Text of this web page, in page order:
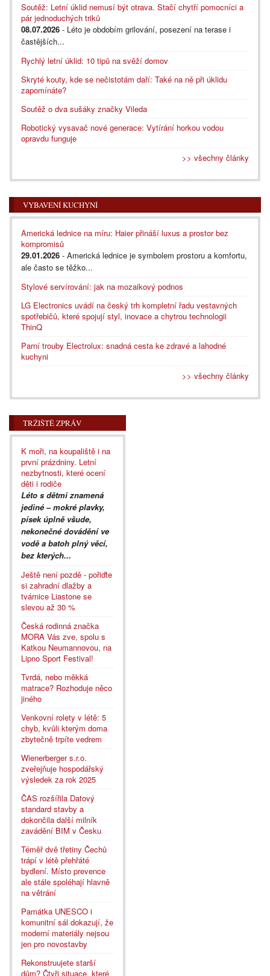
Soutěž: Letní úklid nemusí být otrava. Stačí chytří pomocníci a
pár jednoduchých triků
08.07.2026 - Léto je obdobím grilování, posezení na terase i
častějších...
Rychlý letní úklid: 10 tipů na svěží domov
Skryté kouty, kde se nečistotám daří: Také na ně při úklidu
zapomínáte?
Soutěž o dva sušáky značky Vileda
Robotický vysavač nové generace: Vytírání horkou vodou
opravdu funguje
>> všechny články
VYBAVENÍ KUCHYNÍ
Americká lednice na míru: Haier přináší luxus a prostor bez
kompromisů
29.01.2026 - Americká lednice je symbolem prostoru a komfortu,
ale často se těžko...
Stylové servírování: jak na mozaikový podnos
LG Electronics uvádí na český trh kompletní řadu vestavných
spotřebičů, které spojují styl, inovace a chytrou technologii
ThinQ
Parní trouby Electrolux: snadná cesta ke zdravé a lahodné
kuchyni
>> všechny články
TRŽIŠTĚ ZPRÁV
K moři, na koupaliště i na
první prázdniny. Letní
nezbytnosti, které ocení
děti i rodiče
Léto s dětmi znamená
jediné – mokré plavky,
písek úplně všude,
nekonečné dovádění ve
vodě a batoh plný věcí,
bez kterých...
Ještě není pozdě - pořiďte
si zahradní dlažby a
tvárnice Liastone se
slevou až 30 %
Česká rodinná značka
MORA Vás zve, spolu s
Katkou Neumannovou, na
Lipno Sport Festival!
Tvrdá, nebo měkká
matrace? Rozhoduje něco
jiného
Venkovní rolety v létě: 5
chyb, kvůli kterým doma
zbytečně trpíte vedrem
Wienerberger s.r.o.
zveřejňuje hospodářský
výsledek za rok 2025
ČAS rozšířila Datový
standard stavby a
dokončila další milník
zavádění BIM v Česku
Téměř dvě třetiny Čechů
trápí v létě přehřáté
bydlení. Místo prevence
ale stále spoléhají hlavně
na větrání
Památka UNESCO i
komunitní sál dokazují, že
moderní materiály nejsou
jen pro novostavby
Rekonstruujete starší
dům? Čtyři situace, které